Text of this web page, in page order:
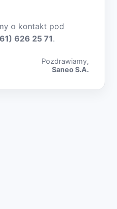
o kontakt pod
626 25 71.
Pozdrawiamy,
Saneo S.A.